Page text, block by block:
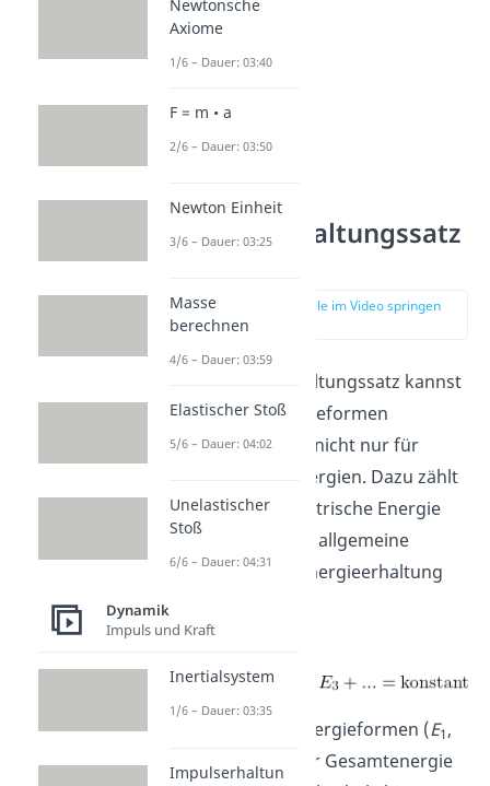
Energieerhaltungssatz
zur Stelle im Video springen
Den Energieerhaltungssatz kannst
du für alle Energieformen
ausdrücken und nicht nur für
mechanische Energien. Dazu zählt
zum Beispiel elektrische Energie
oder Wärme. Die allgemeine
Formelfür die Energieerhaltung
Der Anteil der Energieformen (E1,
2 3
, etc.) an der Gesamtenergie
Newtonsche
Axiome
1/6 – Dauer: 03:40
F = m • a
2/6 – Dauer: 03:50
Newton Einheit
3/6 – Dauer: 03:25
Masse
berechnen
4/6 – Dauer: 03:59
Elastischer Stoß
5/6 – Dauer: 04:02
Unelastischer
Stoß
6/6 – Dauer: 04:31
Dynamik
Impuls und Kraft
Inertialsystem
1/6 – Dauer: 03:35
Impulserhaltun